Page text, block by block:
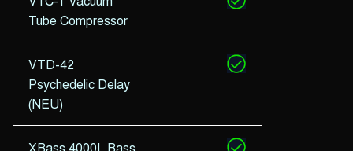
Tube Compressor
VTD-42
Psychedelic Delay
(NEU)
XBass 4000L Bass